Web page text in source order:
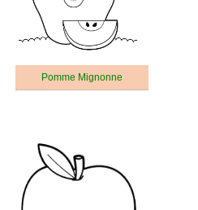
Pomme Mignonne